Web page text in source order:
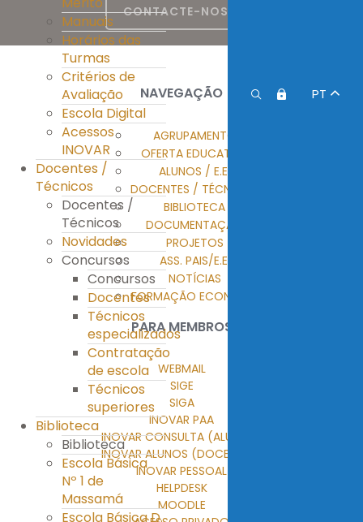
Manuais
Horários das
Turmas
Critérios de
Avaliação
Escola Digital
Acessos
INOVAR
Docentes /
Técnicos
Docentes /
Técnicos
Novidades
Concursos
Concursos
Docentes
Técnicos
especializados
Contratação
de escola
Técnicos
superiores
Biblioteca
Biblioteca
Escola Básica
Nº 1 de
Massamá
Escola Básica D.
PT
CONTACTE-NOS
NAVEGAÇÃO
AGRUPAMENTO
OFERTA EDUCATIVA
ALUNOS / E.E.
DOCENTES / TÉCNICOS
BIBLIOTECA
DOCUMENTAÇÃO
PROJETOS
ASS. PAIS/E.E.
NOTÍCIAS
FORMAÇÃO ECONTENT
PARA MEMBROS
WEBMAIL
SIGE
SIGA
INOVAR PAA
INOVAR CONSULTA (ALUNOS)
INOVAR ALUNOS (DOCENTES)
INOVAR PESSOAL
HELPDESK
MOODLE